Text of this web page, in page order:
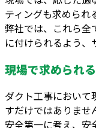
ティングも求められ
弊社では、これら全
に付けられるよう、
現場で求められ
ダクト工事において
すだけではありませ
安全第一に考え、安